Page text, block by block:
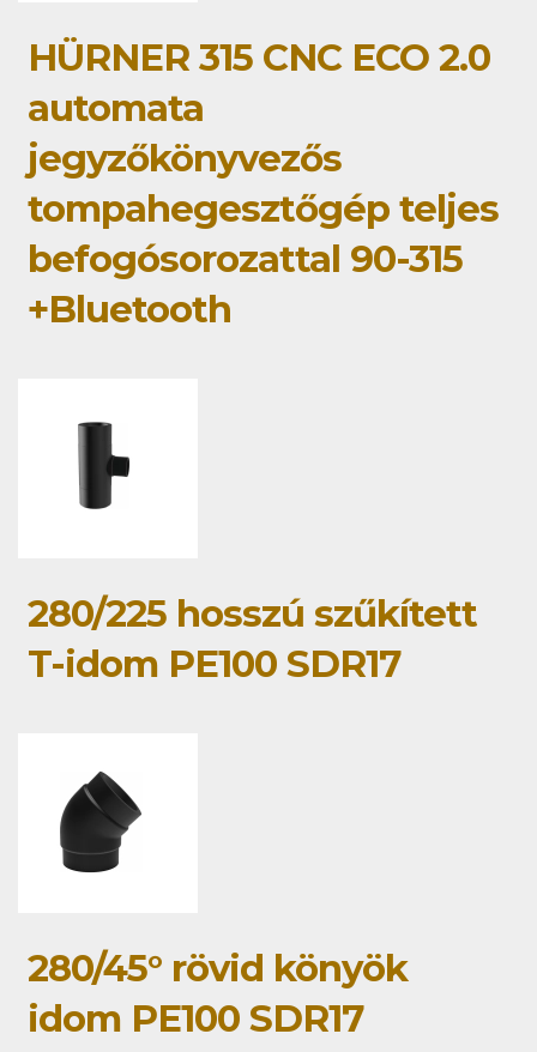
HÜRNER 315 CNC ECO 2.0
automata
jegyzőkönyvezős
tompahegesztőgép teljes
befogósorozattal 90-315
+Bluetooth
280/225 hosszú szűkített
T-idom PE100 SDR17
280/45° rövid könyök
idom PE100 SDR17